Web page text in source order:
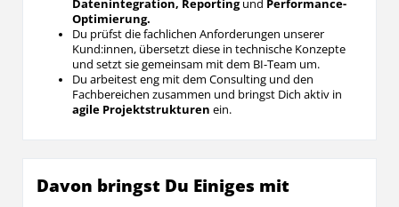
Datenintegration, Reportingund Performance-
Optimierung.
Du prüfst die fachlichen Anforderungen unserer
Kund:innen, übersetzt diese in technische Konzepte
und setzt sie gemeinsam mit dem BI-Team um.
Du arbeitest eng mit dem Consulting und den
Fachbereichen zusammen und bringst Dich aktiv in
agile Projektstrukturen ein.
Davon bringst Du Einiges mit